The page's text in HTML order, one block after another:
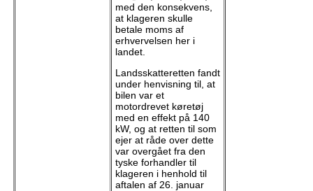
med den konsekvens,
at klageren skulle
betale moms af
erhvervelsen her i
landet.
Landsskatteretten fandt
under henvisning til, at
bilen var et
motordrevet køretøj
med en effekt på 140
kW, og at retten til som
ejer at råde over dette
var overgået fra den
tyske forhandler til
klageren i henhold til
aftalen af 26. januar